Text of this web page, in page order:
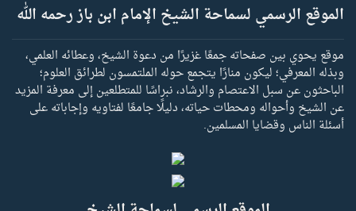
الموقع الرسمي لسماحة الشيخ الإمام ابن باز رحمه الله
موقع يحوي بين صفحاته جمعًا غزيرًا من دعوة الشيخ، وعطائه العلمي،
وبذله المعرفي؛ ليكون منارًا يتجمع حوله الملتمسون لطرائق العلوم؛
الباحثون عن سبل الاعتصام والرشاد، نبراسًا للمتطلعين إلى معرفة المزيد
عن الشيخ وأحواله ومحطات حياته، دليلًا جامعًا لفتاويه وإجاباته على
أسئلة الناس وقضايا المسلمين.